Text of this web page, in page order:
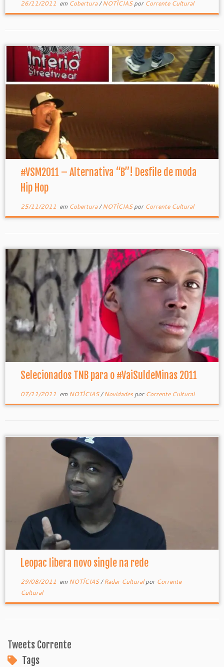
26/11/2011 em Cobertura/NOTÍCIASpor Corrente Cultural
#VSM2011 – Alternativa “B”! Desfile de moda
Hip Hop
25/11/2011 em Cobertura/NOTÍCIASpor Corrente Cultural
Selecionados TNB para o #VaiSuldeMinas 2011
07/11/2011 em NOTÍCIAS/Novidades por Corrente Cultural
Leopac libera novo single na rede
29/08/2011 em NOTÍCIAS/Radar Culturalpor Corrente
Cultural
Tweets Corrente
Tags